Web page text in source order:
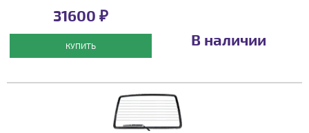
31600 ₽
КУПИТЬ В наличии